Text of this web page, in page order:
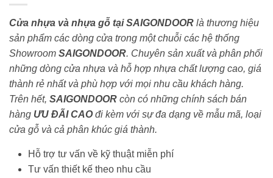
Cửa nhựa và nhựa gỗ tại SAIGONDOOR là thương hiệu
sản phẩm các dòng cửa trong một chuỗi các hệ thống
Showroom SAIGONDOOR. Chuyên sản xuất và phân phối
những dòng cửa nhựa và hỗ hợp nhựa chất lượng cao, giá
thành rẻ nhất và phù hợp với mọi nhu cầu khách hàng.
Trên hết, SAIGONDOOR còn có những chính sách bán
hàng ƯU ĐÃI CAOđi kèm với sự đa dạng về mẫu mã, loại
cửa gỗ và cả phân khúc giá thành.
Hỗ trợ tư vấn về kỹ thuật miễn phí
Tư vấn thiết kế theo nhu cầu